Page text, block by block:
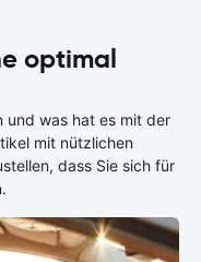
optimal
und was hat es mit der
mit nützlichen
dass Sie sich für